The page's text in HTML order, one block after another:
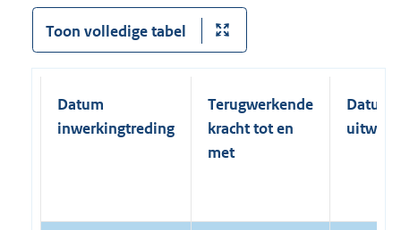
Toon volledige tabel
Datum
inwerkingtreding
Terugwerkende
kracht tot en
met
Datum